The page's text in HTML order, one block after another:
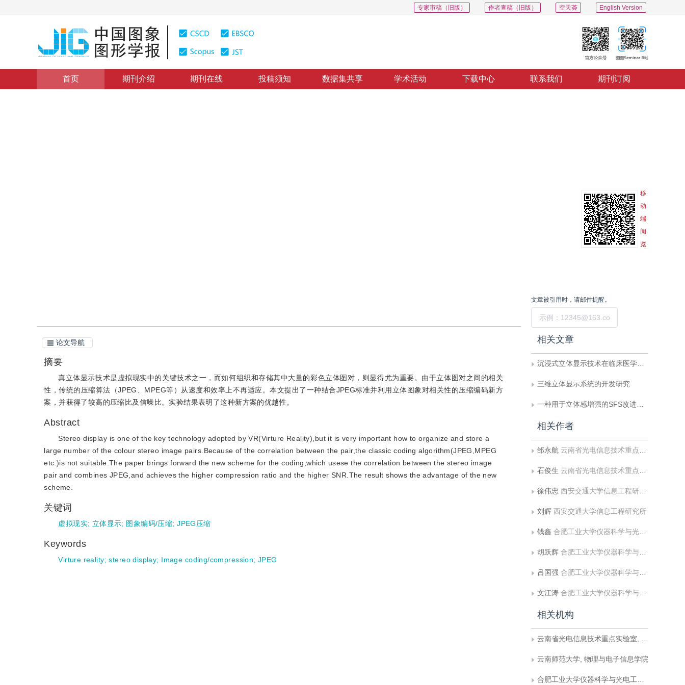
English Version
空天荟
作者查稿（旧版）
专家审稿（旧版）
首页 期刊介绍 期刊在线 投稿须知 数据集共享 学术活动 下载中心 联系我们 期刊订阅
移
动
端
阅
览
论文导航
摘要
真立体显示技术是虚拟现实中的关键技术之一，而如何组织和存储其中大量的彩色立体图对，则显得尤为重要。由于立体图对之间的相关
性，传统的压缩算法（JPEG、MPEG等）从速度和效率上不再适应。本文提出了一种结合JPEG标准并利用立体图象对相关性的压缩编码新方
案，并获得了较高的压缩比及信噪比。实验结果表明了这种新方案的优越性。
Abstract
Stereo display is one of the key technology adopted by VR(Virture Reality),but it is very important how to organize and store a
large number of the colour stereo image pairs.Because of the correlation between the pair,the classic coding algorithm(JPEG,MPEG
etc.)is not suitable.The paper brings forward the new scheme for the coding,which usese the correlation between the stereo image
pair and combines JPEG,and achieves the higher compression ratio and the higher SNR.The result shows the advantage of the new
scheme.
关键词
虚拟现实; 立体显示; 图象编码/压缩;JPEG压缩
Keywords
Virture reality;stereo display; Image coding/compression;JPEG
文章被引用时，请邮件提醒。
相关文章
沉浸式立体显示技术在临床医学领域中的应用
三维立体显示系统的开发研究
一种用于立体感增强的SFS改进算法
相关作者
邰永航 云南省光电信息技术重点实验室, 云南师范大学;云南师范大学, 物理与电子信息学院
石俊生 云南省光电信息技术重点实验室, 云南师范大学;云南师范大学, 物理与电子信息学院
徐伟忠 西安交通大学信息工程研究所
刘辉 西安交通大学信息工程研究所
钱鑫 合肥工业大学仪器科学与光电工程学院;合肥工业大学光电技术研究院
胡跃辉 合肥工业大学仪器科学与光电工程学院;合肥工业大学光电技术研究院
吕国强 合肥工业大学仪器科学与光电工程学院;合肥工业大学光电技术研究院
文江涛 合肥工业大学仪器科学与光电工程学院;合肥工业大学光电技术研究院
相关机构
云南省光电信息技术重点实验室, 云南师范大学
云南师范大学, 物理与电子信息学院
合肥工业大学仪器科学与光电工程学院